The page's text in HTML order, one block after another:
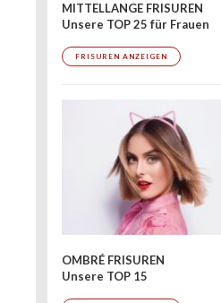
MITTELLANGE FRISUREN
Unsere TOP 25 für Frauen
FRISUREN ANZEIGEN
OMBRÉ FRISUREN
Unsere TOP 15